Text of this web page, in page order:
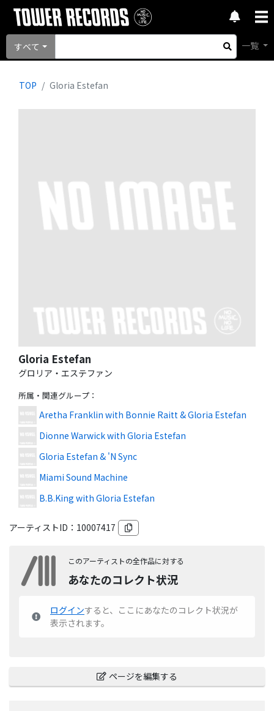
すべて 一覧
TOP Gloria Estefan
Gloria Estefan
グロリア・エステファン
所属・関連グループ ：
Aretha Franklin with Bonnie Raitt & Gloria Estefan
Dionne Warwick with Gloria Estefan
Gloria Estefan & 'N Sync
Miami Sound Machine
B.B.King with Gloria Estefan
アーティストID： 10007417
このアーティストの全作品に対する
あなたのコレクト状況
ログインすると、ここにあなたのコレクト状況が
表示されます。
ページを編集する